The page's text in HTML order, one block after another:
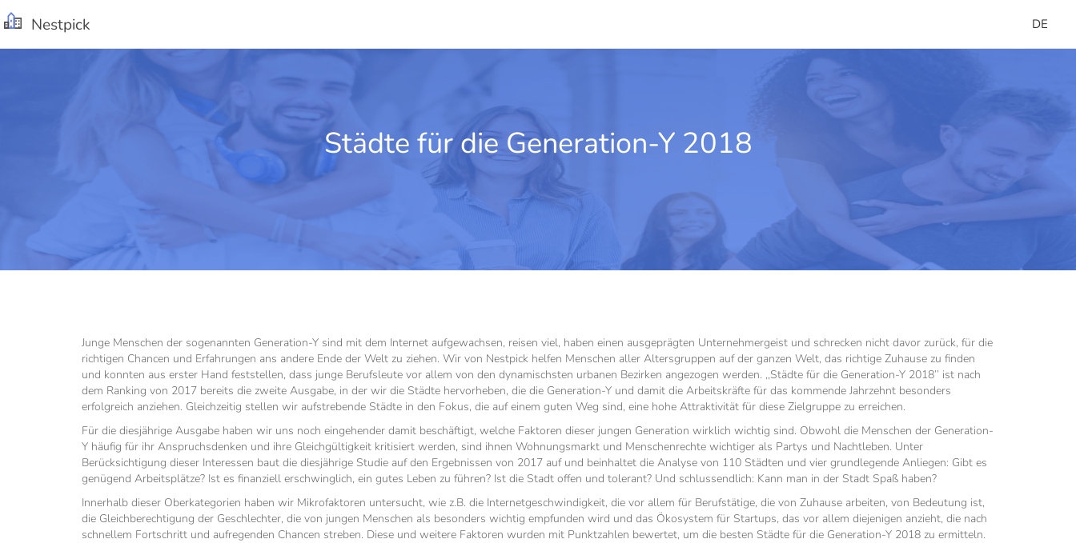
Nestpick DE
Städte für die Generation-Y 2018
Junge Menschen der sogenannten Generation-Y sind mit dem Internet aufgewachsen, reisen viel, haben einen ausgeprägten Unternehmergeist und schrecken nicht davor zurück, für die
richtigen Chancen und Erfahrungen ans andere Ende der Welt zu ziehen. Wir von Nestpick helfen Menschen aller Altersgruppen auf der ganzen Welt, das richtige Zuhause zu finden
und konnten aus erster Hand feststellen, dass junge Berufsleute vor allem von den dynamischsten urbanen Bezirken angezogen werden. ‚‚Städte für die Generation-Y 2018’’ ist nach
dem Ranking von 2017 bereits die zweite Ausgabe, in der wir die Städte hervorheben, die die Generation-Y und damit die Arbeitskräfte für das kommende Jahrzehnt besonders
erfolgreich anziehen. Gleichzeitig stellen wir aufstrebende Städte in den Fokus, die auf einem guten Weg sind, eine hohe Attraktivität für diese Zielgruppe zu erreichen.
Für die diesjährige Ausgabe haben wir uns noch eingehender damit beschäftigt, welche Faktoren dieser jungen Generation wirklich wichtig sind. Obwohl die Menschen der Generation-
Y häufig für ihr Anspruchsdenken und ihre Gleichgültigkeit kritisiert werden, sind ihnen Wohnungsmarkt und Menschenrechte wichtiger als Partys und Nachtleben. Unter
Berücksichtigung dieser Interessen baut die diesjährige Studie auf den Ergebnissen von 2017 auf und beinhaltet die Analyse von 110 Städten und vier grundlegende Anliegen: Gibt es
genügend Arbeitsplätze? Ist es finanziell erschwinglich, ein gutes Leben zu führen? Ist die Stadt offen und tolerant? Und schlussendlich: Kann man in der Stadt Spaß haben?
Innerhalb dieser Oberkategorien haben wir Mikrofaktoren untersucht, wie z.B. die Internetgeschwindigkeit, die vor allem für Berufstätige, die von Zuhause arbeiten, von Bedeutung ist,
die Gleichberechtigung der Geschlechter, die von jungen Menschen als besonders wichtig empfunden wird und das Ökosystem für Startups, das vor allem diejenigen anzieht, die nach
schnellem Fortschritt und aufregenden Chancen streben. Diese und weitere Faktoren wurden mit Punktzahlen bewertet, um die besten Städte für die Generation-Y 2018 zu ermitteln.